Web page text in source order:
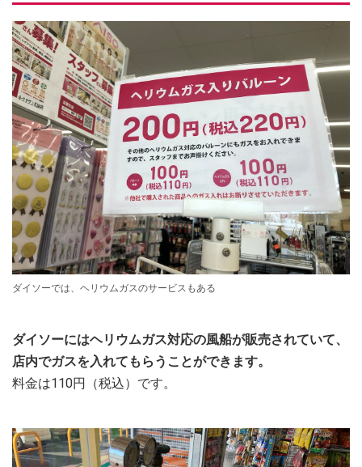
ダイソーでは、ヘリウムガスのサービスもある
ダイソーにはヘリウムガス対応の風船が販売されていて、
店内でガスを入れてもらうことができます。
料金は110円（税込）です。